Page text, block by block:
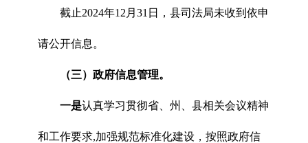
截止2024年12月31日，县司法局未收到依申
请公开信息。
（三）政府信息管理。
一是认真学习贯彻省、州、县相关会议精神
和工作要求,加强规范标准化建设，按照政府信